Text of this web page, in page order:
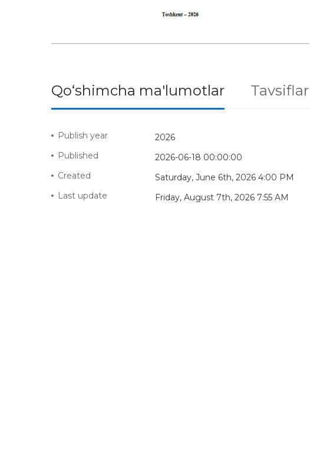
Qo‘shimcha ma'lumotlar Tavsiflar
Publish year
2026
Published
2026-06-18 00:00:00
Created
Saturday, June 6th, 2026 4:00 PM
Last update
Friday, August 7th, 2026 7:55 AM